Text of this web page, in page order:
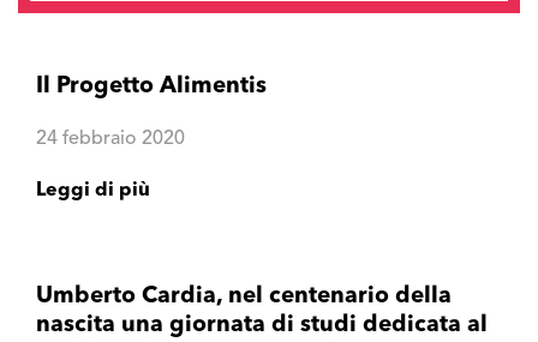
Il Progetto Alimentis
24 febbraio 2020
Leggi di più
Umberto Cardia, nel centenario della
nascita una giornata di studi dedicata al